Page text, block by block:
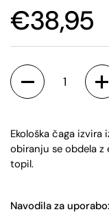
€38,95
Ekološka čaga izvira
obiranju se obdela z
topil.
Navodila za uporabo: